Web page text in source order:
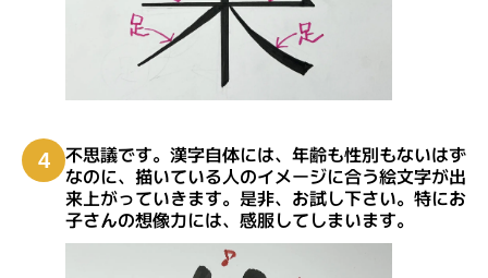
4
不思議です。漢字自体には、年齢も性別もないはず
なのに、描いている人のイメージに合う絵文字が出
来上がっていきます。是非、お試し下さい。特にお
子さんの想像力には、感服してしまいます。